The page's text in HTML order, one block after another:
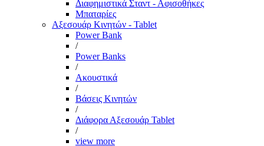
Διαφημιστικά Σταντ - Αφισοθήκες
Μπαταρίες
Αξεσουάρ Κινητών - Tablet
Power Bank
/
Power Banks
/
Ακουστικά
/
Βάσεις Κινητών
/
Διάφορα Αξεσουάρ Tablet
/
view more